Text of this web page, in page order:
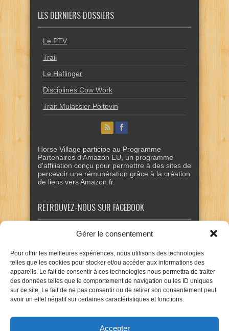
Gérer le consentement
Pour offrir les meilleures expériences, nous utilisons des technologies
telles que les cookies pour stocker et/ou accéder aux informations des
appareils. Le fait de consentir à ces technologies nous permettra de traiter
des données telles que le comportement de navigation ou les ID uniques
sur ce site. Le fait de ne pas consentir ou de retirer son consentement peut
avoir un effet négatif sur certaines caractéristiques et fonctions.
Accepter
LES DERNIERS DOSSIERS
Le PTV
Trail
Le Haflinger
Disciplines Cow Work
Trait Mulassier Poitevin
Horse Village participe au Programme
Partenaires d'Amazon EU, un programme
d'affiliation conçu pour permettre à des sites de
percevoir une rémunération grâce à la création
de liens vers Amazon.fr.
RETROUVEZ-NOUS SUR FACEBOOK